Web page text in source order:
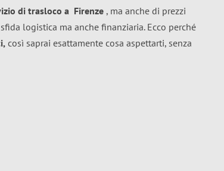
di trasloco a Firenze , ma anche di prezzi
logistica ma anche finanziaria. Ecco perché
così saprai esattamente cosa aspettarti, senza